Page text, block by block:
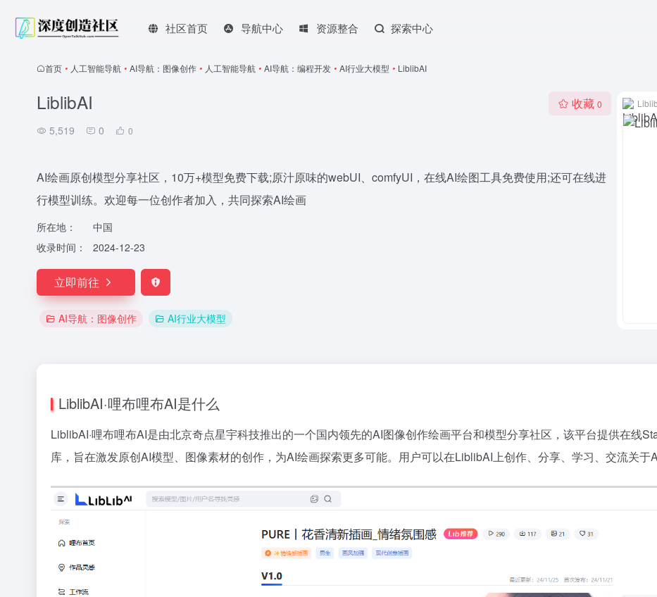
社区首页 导航中心 资源整合 探索中心
首页 • 人工智能导航 • AI导航：图像创作 • 人工智能导航 • AI导航：编程开发 • AI行业大模型 • LiblibAI
LiblibAI
5,519 0 0
收藏 0
AI绘画原创模型分享社区，10万+模型免费下载;原汁原味的webUI、comfyUI，在线AI绘图工具免费使用;还可在线进
行模型训练。欢迎每一位创作者加入，共同探索AI绘画
所在地：
中国
收录时间：
2024-12-23
立即前往
AI导航：图像创作 AI行业大模型
LiblibAI·哩布哩布AI是什么
LiblibAI·哩布哩布AI是由北京奇点星宇科技推出的一个国内领先的AI图像创作绘画平台和模型分享社区，该平台提供在线
库，旨在激发原创AI模型、图像素材的创作，为AI绘画探索更多可能。用户可以在LiblibAI上创作、分享、学习、交流关于